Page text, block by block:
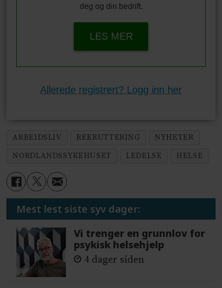
deg og din bedrift.
LES MER
Allerede registrert? Logg inn her
ARBEIDSLIV REKRUTTERING
NYHETER
NORDLANDSSYKEHUSET
LEDELSE HELSE
Mest lest siste syv dager:
Vi trenger en grunnlov for
psykisk helsehjelp
4 dager siden